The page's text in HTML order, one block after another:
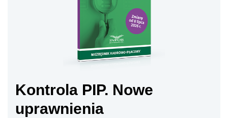
Kontrola PIP. Nowe
uprawnienia